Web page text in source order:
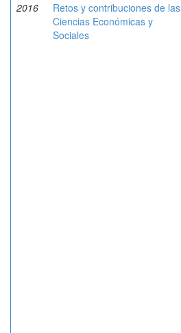
2016
Retos y contribuciones de las
Ciencias Económicas y
Sociales